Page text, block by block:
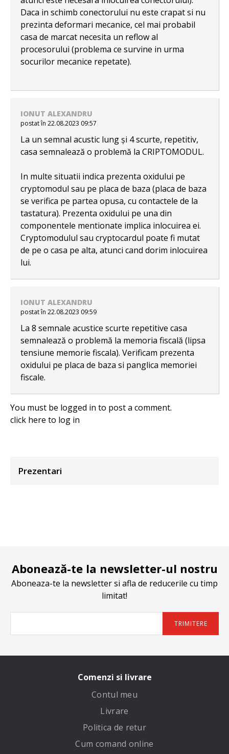
Daca in schimb conectorului nu este crapat si nu
prezinta deformari mecanice, cel mai probabil
casa de marcat necesita un reflow al
procesorului (problema ce survine in urma
socurilor mecanice repetate).
IONUT ALEXANDRU
postat în 22.08.2023 09:57
La un semnal acustic lung și 4 scurte, repetitiv,
casa semnalează o problemă la CRIPTOMODUL.
In multe situatii indica prezenta oxidului pe
cryptomodul sau pe placa de baza (placa de baza
se verifica pe partea opusa, cu contactele de la
tastatura). Prezenta oxidului pe una din
componentele mentionate implica inlocuirea ei.
Cryptomodulul sau cryptocardul poate fi mutat
de pe o casa pe alta, atunci cand dorim inlocuirea
lui.
IONUT ALEXANDRU
postat în 22.08.2023 09:59
La 8 semnale acustice scurte repetitive casa
semnalează o problemă la memoria fiscală (lipsa
tensiune memorie fiscala). Verificam prezenta
oxidului pe placa de baza si panglica memoriei
fiscale.
You must be logged in to post a comment.
click here to log in
Prezentari
Abonează-te la newsletter-ul nostru
Aboneaza-te la newsletter si afla de reducerile cu timp
limitat!
TRIMITERE
Comenzi si livrare
Contul meu
Livrare
Politica de retur
Cum comand online